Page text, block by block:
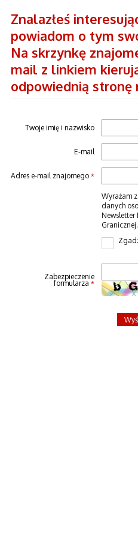
Znalazłeś
powiadom o tym
Na skrzynkę
mail z linkiem
odpowiednią stronę
Twoje imię i nazwisko
E-mail
Adres e-mail znajomego*
Wyrażam
danych
Newsletter
Granicznej.
Zabezpieczenie
formularza*